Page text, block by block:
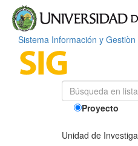
Sistema Información y
Proyecto
Unidad de